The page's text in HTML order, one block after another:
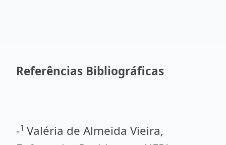
Referências Bibliográficas
-1 Valéria de Almeida Vieira,